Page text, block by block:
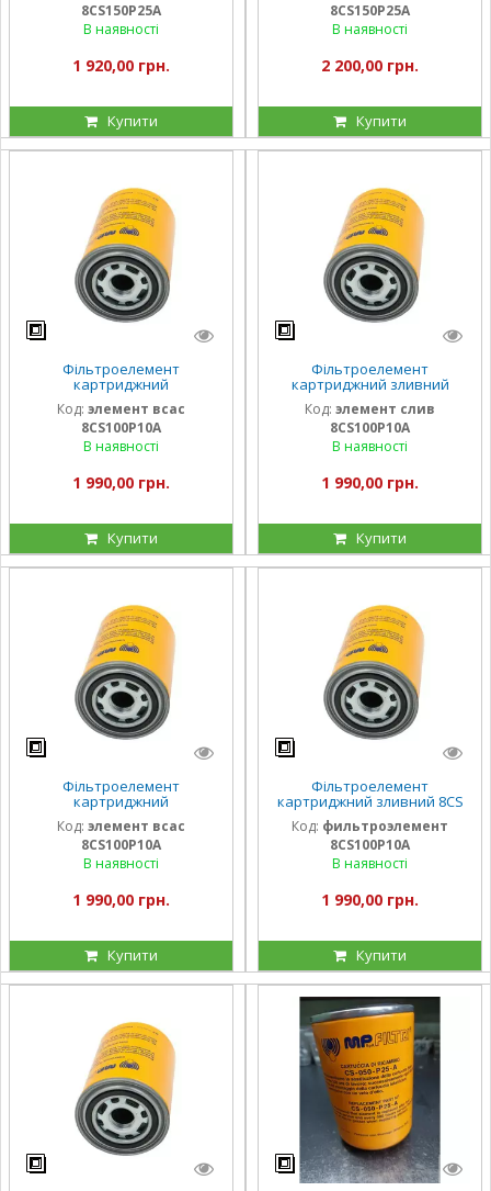
8CS150P25A
В наявності
1 920,00 грн.
Купити
8CS150P25A
В наявності
2 200,00 грн.
Купити
Фільтроелемент
картриджний
всмоктувальний
8CS100P25A (56 л/хв)
Код: элемент всас
8CS100P10A
В наявності
1 990,00 грн.
Купити
Фільтроелемент
картриджний зливний
8CS100P25A (165 л/хв)
Код: элемент слив
8CS100P10A
В наявності
1 990,00 грн.
Купити
Фільтроелемент
картриджний
всмоктувальний
8CS100P10A (41 л/хв)
Код: элемент всас
8CS100P10A
В наявності
1 990,00 грн.
Купити
Фільтроелемент
картриджний зливний 8CS
Код: фильтроэлемент
8CS100P10A
В наявності
1 990,00 грн.
Купити